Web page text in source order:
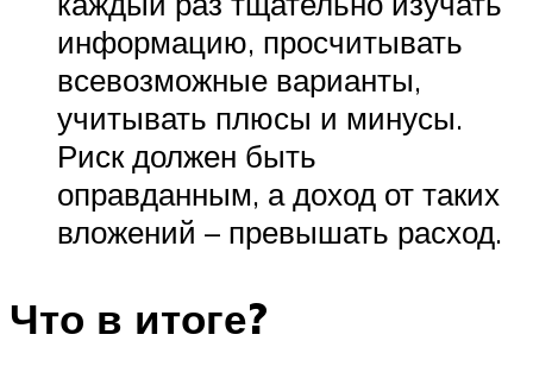
информацию, просчитывать
всевозможные варианты,
учитывать плюсы и минусы.
Риск должен быть
оправданным, а доход от таких
вложений – превышать расход.
Что в итоге?